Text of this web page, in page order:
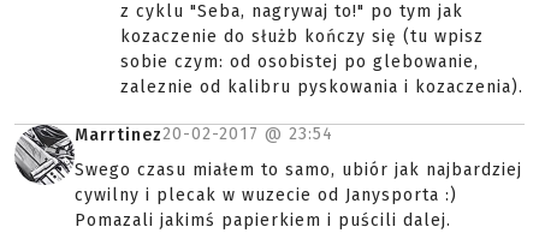
z cyklu "Seba, nagrywaj to!" po tym jak
kozaczenie do służb kończy się (tu wpisz
sobie czym: od osobistej po glebowanie,
zaleznie od kalibru pyskowania i kozaczenia).
Marrtinez20-02-2017 @ 23:54
Swego czasu miałem to samo, ubiór jak najbardziej
cywilny i plecak w wuzecie od Janysporta :)
Pomazali jakimś papierkiem i puścili dalej.